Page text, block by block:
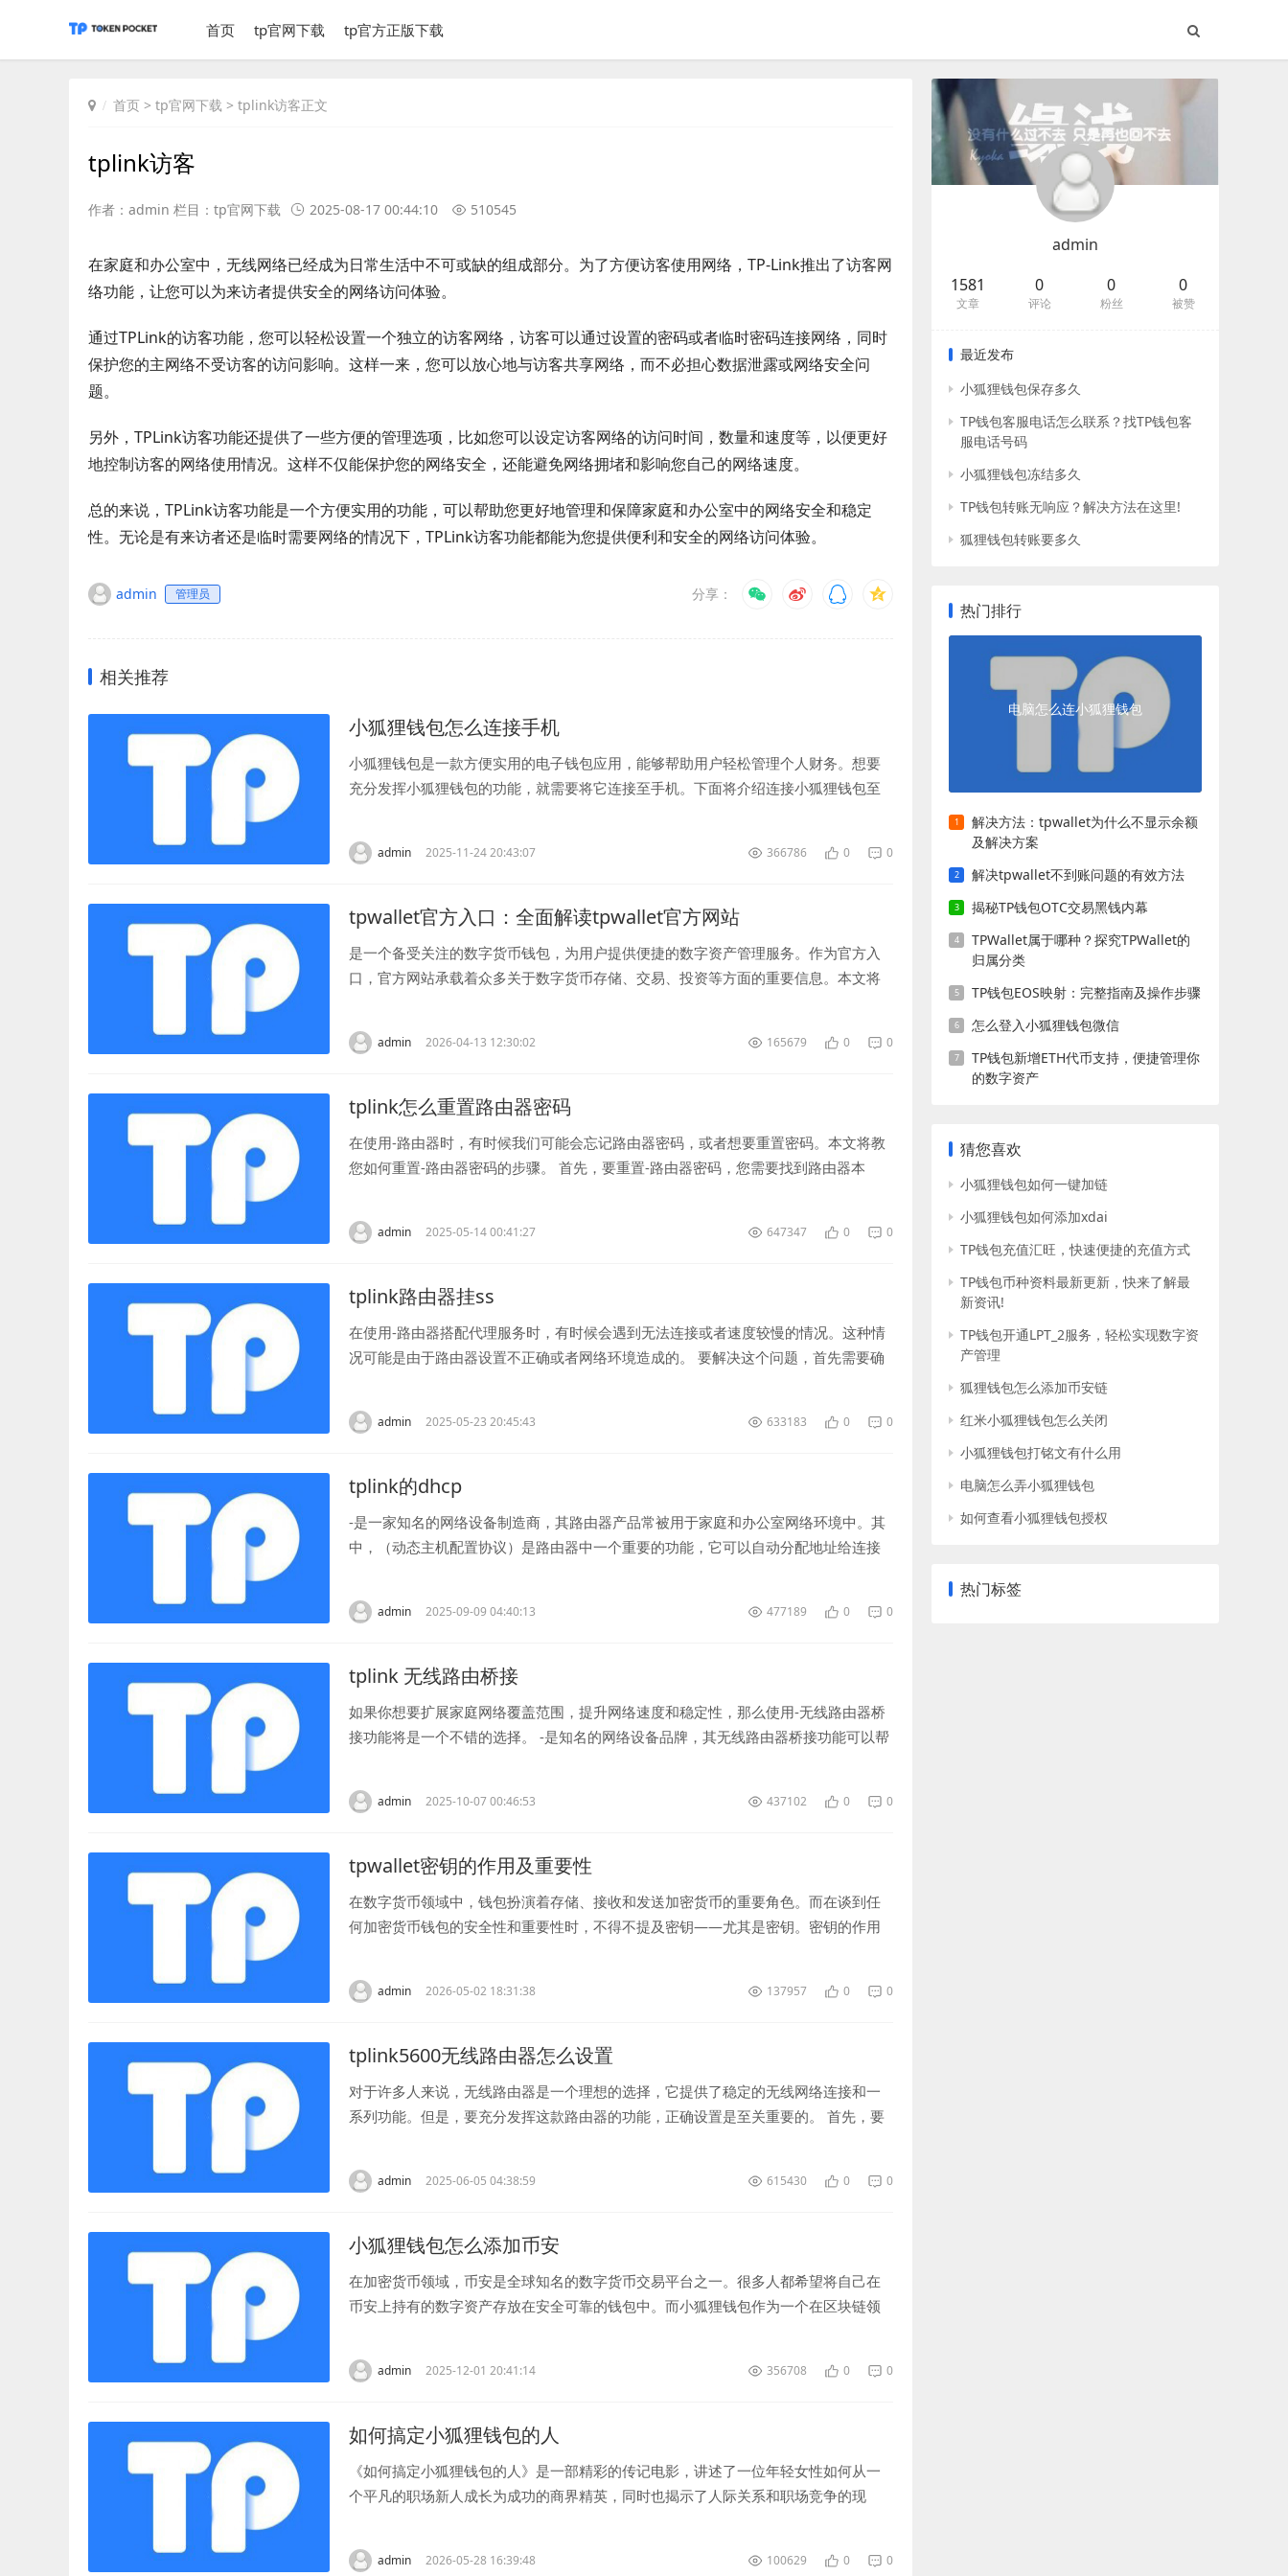
首页 tp官网下载 tp官方正版下载
首页 > tp官网下载 > tplink访客正文
tplink访客
作者：admin 栏目： tp官网下载 2025-08-17 00:44:10 510545
在家庭和办公室中，无线网络已经成为日常生活中不可或缺的组成部分。为了方便访客使用网络，TP-Link推出了访客网
络功能，让您可以为来访者提供安全的网络访问体验。
通过TPLink的访客功能，您可以轻松设置一个独立的访客网络，访客可以通过设置的密码或者临时密码连接网络，同时
保护您的主网络不受访客的访问影响。这样一来，您可以放心地与访客共享网络，而不必担心数据泄露或网络安全问
题。
另外，TPLink访客功能还提供了一些方便的管理选项，比如您可以设定访客网络的访问时间，数量和速度等，以便更好
地控制访客的网络使用情况。这样不仅能保护您的网络安全，还能避免网络拥堵和影响您自己的网络速度。
总的来说，TPLink访客功能是一个方便实用的功能，可以帮助您更好地管理和保障家庭和办公室中的网络安全和稳定
性。无论是有来访者还是临时需要网络的情况下，TPLink访客功能都能为您提供便利和安全的网络访问体验。
admin 管理员 分享：
相关推荐
小狐狸钱包怎么连接手机
小狐狸钱包是一款方便实用的电子钱包应用，能够帮助用户轻松管理个人财务。想要
充分发挥小狐狸钱包的功能，就需要将它连接至手机。下面将介绍连接小狐狸钱包至
admin 2025-11-24 20:43:07 366786 0 0
tpwallet官方入口：全面解读tpwallet官方网站
是一个备受关注的数字货币钱包，为用户提供便捷的数字资产管理服务。作为官方入
口，官方网站承载着众多关于数字货币存储、交易、投资等方面的重要信息。本文将
admin 2026-04-13 12:30:02 165679 0 0
tplink怎么重置路由器密码
在使用-路由器时，有时候我们可能会忘记路由器密码，或者想要重置密码。本文将教
您如何重置-路由器密码的步骤。 首先，要重置-路由器密码，您需要找到路由器本
admin 2025-05-14 00:41:27 647347 0 0
tplink路由器挂ss
在使用-路由器搭配代理服务时，有时候会遇到无法连接或者速度较慢的情况。这种情
况可能是由于路由器设置不正确或者网络环境造成的。 要解决这个问题，首先需要确
admin 2025-05-23 20:45:43 633183 0 0
tplink的dhcp
-是一家知名的网络设备制造商，其路由器产品常被用于家庭和办公室网络环境中。其
中，（动态主机配置协议）是路由器中一个重要的功能，它可以自动分配地址给连接
admin 2025-09-09 04:40:13 477189 0 0
tplink 无线路由桥接
如果你想要扩展家庭网络覆盖范围，提升网络速度和稳定性，那么使用-无线路由器桥
接功能将是一个不错的选择。 -是知名的网络设备品牌，其无线路由器桥接功能可以帮
admin 2025-10-07 00:46:53 437102 0 0
tpwallet密钥的作用及重要性
在数字货币领域中，钱包扮演着存储、接收和发送加密货币的重要角色。而在谈到任
何加密货币钱包的安全性和重要性时，不得不提及密钥——尤其是密钥。密钥的作用
admin 2026-05-02 18:31:38 137957 0 0
tplink5600无线路由器怎么设置
对于许多人来说，无线路由器是一个理想的选择，它提供了稳定的无线网络连接和一
系列功能。但是，要充分发挥这款路由器的功能，正确设置是至关重要的。 首先，要
admin 2025-06-05 04:38:59 615430 0 0
小狐狸钱包怎么添加币安
在加密货币领域，币安是全球知名的数字货币交易平台之一。很多人都希望将自己在
币安上持有的数字资产存放在安全可靠的钱包中。而小狐狸钱包作为一个在区块链领
admin 2025-12-01 20:41:14 356708 0 0
如何搞定小狐狸钱包的人
《如何搞定小狐狸钱包的人》是一部精彩的传记电影，讲述了一位年轻女性如何从一
个平凡的职场新人成长为成功的商界精英，同时也揭示了人际关系和职场竞争的现
admin 2026-05-28 16:39:48 100629 0 0
admin
1581
文章
0
评论
0
粉丝
0
被赞
最近发布
小狐狸钱包保存多久
TP钱包客服电话怎么联系？找TP钱包客
服电话号码
小狐狸钱包冻结多久
TP钱包转账无响应？解决方法在这里!
狐狸钱包转账要多久
热门排行
电脑怎么连小狐狸钱包
解决方法：tpwallet为什么不显示余额
及解决方案
解决tpwallet不到账问题的有效方法
揭秘TP钱包OTC交易黑钱内幕
TPWallet属于哪种？探究TPWallet的
归属分类
TP钱包EOS映射：完整指南及操作步骤
怎么登入小狐狸钱包微信
TP钱包新增ETH代币支持，便捷管理你
的数字资产
猜您喜欢
小狐狸钱包如何一键加链
小狐狸钱包如何添加xdai
TP钱包充值汇旺，快速便捷的充值方式
TP钱包币种资料最新更新，快来了解最
新资讯!
TP钱包开通LPT_2服务，轻松实现数字资
产管理
狐狸钱包怎么添加币安链
红米小狐狸钱包怎么关闭
小狐狸钱包打铭文有什么用
电脑怎么弄小狐狸钱包
如何查看小狐狸钱包授权
热门标签